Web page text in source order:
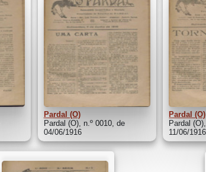
Pardal (O)
Pardal (O), n.º 0010, de
04/06/1916
Pardal (O)
Pardal
11/06/1916